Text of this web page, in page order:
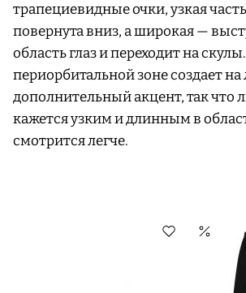
трапециевидные очки, узкая
повернута вниз, а широкая —
область глаз и переходит на
периорбитальной зоне создает на
дополнительный акцент, так что
кажется узким и длинным в
смотрится легче.